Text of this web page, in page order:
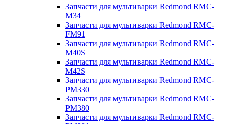
Запчасти для мультиварки Redmond RMC-
M34
Запчасти для мультиварки Redmond RMC-
FM91
Запчасти для мультиварки Redmond RMC-
M40S
Запчасти для мультиварки Redmond RMC-
M42S
Запчасти для мультиварки Redmond RMC-
PM330
Запчасти для мультиварки Redmond RMC-
PM380
Запчасти для мультиварки Redmond RMC-